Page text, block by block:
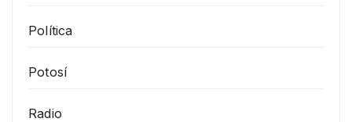
Política
Potosí
Radio